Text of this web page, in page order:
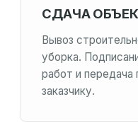
СДАЧА
Вывоз
уборка.
работ и передача
заказчику.